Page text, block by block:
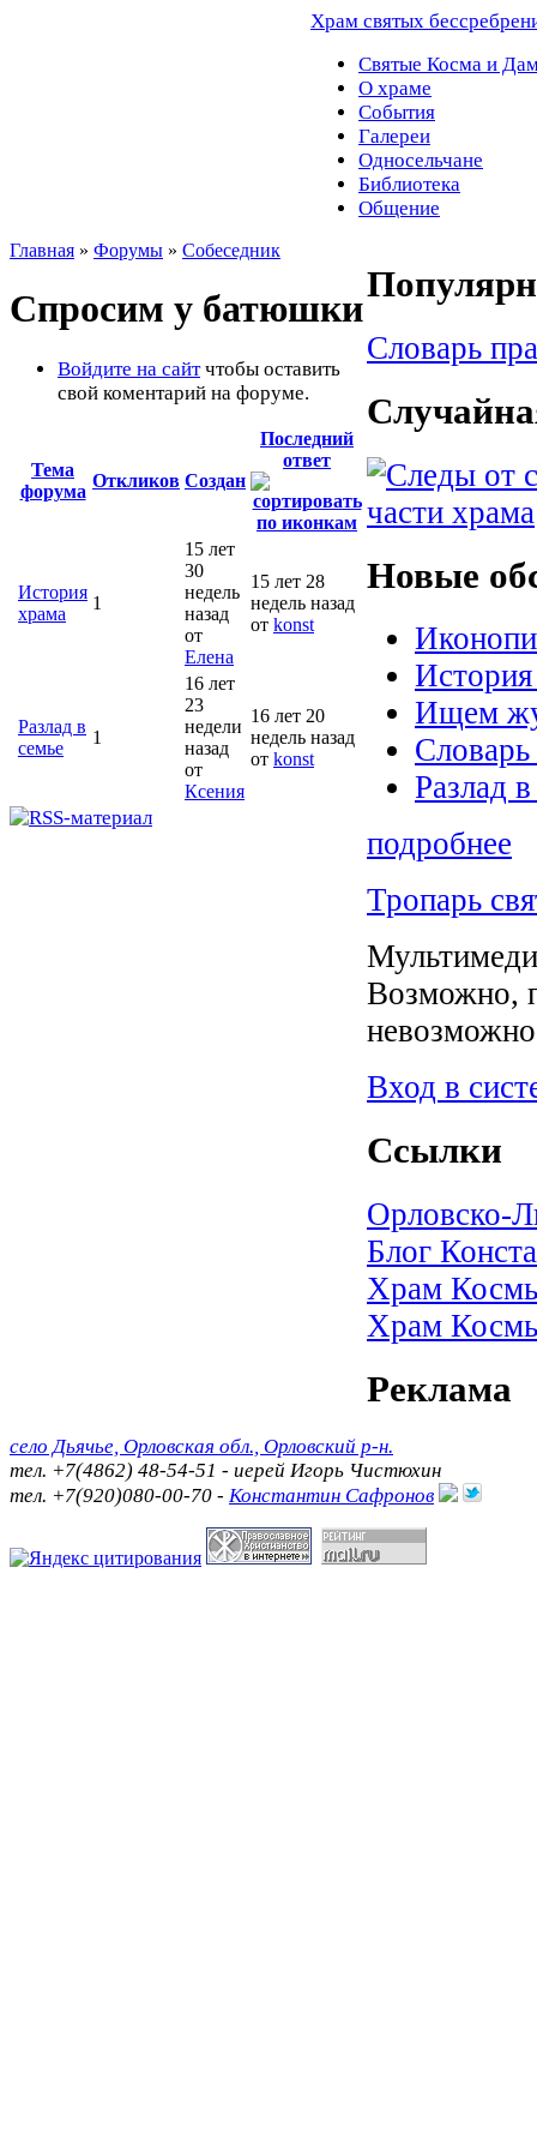
Храм святых
Святые Косма и
О храме
События
Галереи
Односельчане
Библиотека
Общение
Главная » Форумы » Собеседник
Спросим у батюшки
Войдите на сайтчтобы оставить
свой коментарий на форуме.
Тема
форума
Откликов Создан
Последний
ответ
История
храма
1
15 лет
30
недель
назад
от
Елена
15 лет 28
недель назад
от konst
Разлад в
семье
1
16 лет
23
недели
назад
от
Ксения
16 лет 20
недель назад
от konst
Словарь
Новые
Ищем
Разлад
подробнее
Тропарь
Возможно,
Вход в
Ссылки
Орловско-
Блог
Храм
Храм
Реклама
село Дьячье, Орловская обл., Орловский р-н.
тел. +7(4862) 48-54-51 - иерей Игорь Чистюхин
тел. +7(920)080-00-70 - Константин Сафронов